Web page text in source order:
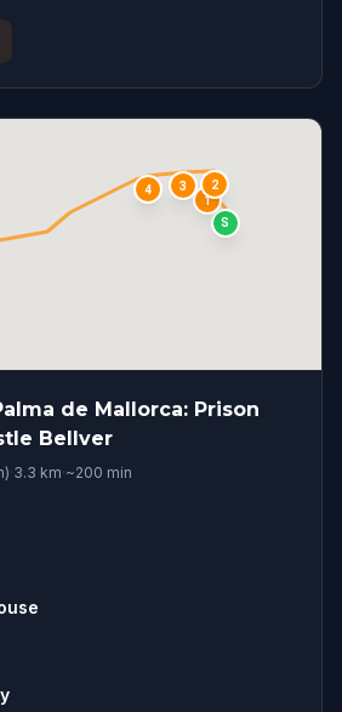
S
1
2
3
4
de Mallorca: Prison
Bellver
·3.3 km·~200 min